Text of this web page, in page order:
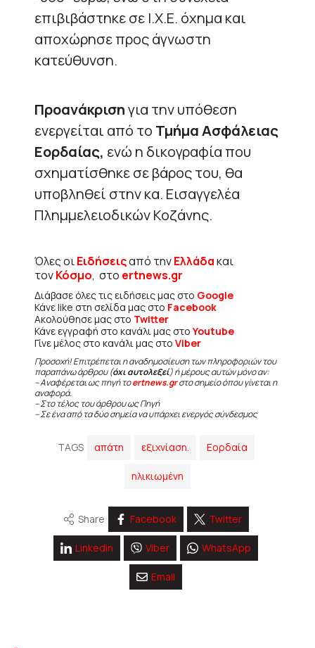
επιβιβάστηκε σε Ι.Χ.Ε. όχημα και
αποχώρησε προς άγνωστη
κατεύθυνση.
Προανάκρισηγια την υπόθεση
ενεργείται από το Τμήμα Ασφάλειας
Εορδαίας, ενώ η δικογραφία που
σχηματίσθηκε σε βάρος του, θα
υποβληθεί στην κα. Εισαγγελέα
Πλημμελειοδικών Κοζάνης.
Όλες οιΕιδήσειςαπό τηνΕλλάδακαι
τονΚόσμο, στο ertnews.gr
Διάβασε όλες τις ειδήσεις μας στο Google
Κάνε like στη σελίδα μας στο Facebook
Ακολούθησε μας στο Twitter
Κάνε εγγραφή στο κανάλι μας στοYoutube
Γίνε μέλος στο κανάλι μας στο Viber
Προσοχή! Επιτρέπεται η αναδημοσίευση των πληροφοριών του
παραπάνω άρθρου (όχι αυτολεξεί) ή μέρους αυτών μόνο αν:
– Αναφέρεται ως πηγή τοertnews.grστο σημείο όπου γίνεται η
αναφορά.
– Στο τέλος του άρθρου ως Πηγή
– Σε ένα από τα δύο σημεία να υπάρχει ενεργός σύνδεσμος
TAGS απάτη εξιχνίαση. Εορδαία
ηλικιωμένη
Share Facebook Twitter
Linkedin Viber WhatsApp
Email